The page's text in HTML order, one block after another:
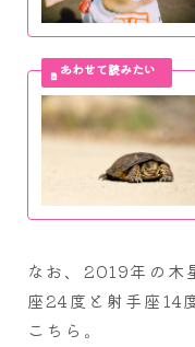
なお、2019年の木
座24度と射手座14
こちら。